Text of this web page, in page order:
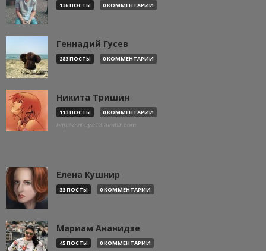
136 ПОСТЫ 0 КОММЕНТАРИИ
Геннадий Гусев
283 ПОСТЫ 0 КОММЕНТАРИИ
Никита Тришин
113 ПОСТЫ 0 КОММЕНТАРИИ
http://evil-eye13.tumblr.com
Елена Кушнир
33 ПОСТЫ 0 КОММЕНТАРИИ
Мариам Ананидзе
45 ПОСТЫ 0 КОММЕНТАРИИ